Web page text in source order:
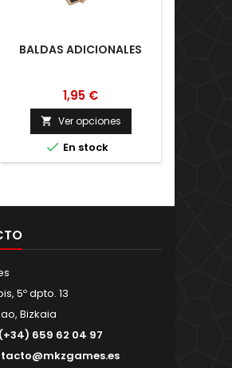
BALDAS ADICIONALES
1,95 €
 Ver opciones
 En stock
5º dpto. 13
Bizkaia
(+34) 659 62 04 97